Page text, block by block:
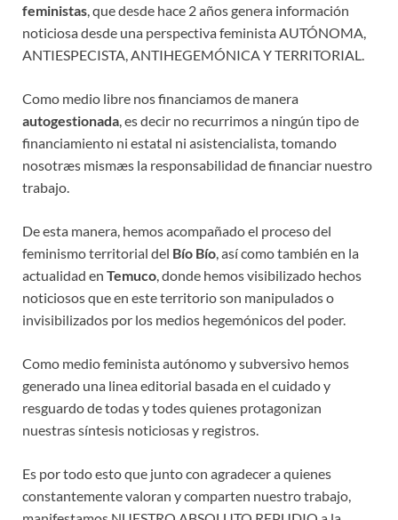
feministas, que desde hace 2 años genera información
noticiosa desde una perspectiva feminista AUTÓNOMA,
ANTIESPECISTA, ANTIHEGEMÓNICA Y TERRITORIAL.
Como medio libre nos financiamos de manera
autogestionada, es decir no recurrimos a ningún tipo de
financiamiento ni estatal ni asistencialista, tomando
nosotræs mismæs la responsabilidad de financiar nuestro
trabajo.
De esta manera, hemos acompañado el proceso del
feminismo territorial del Bío Bío, así como también en la
actualidad en Temuco, donde hemos visibilizado hechos
noticiosos que en este territorio son manipulados o
invisibilizados por los medios hegemónicos del poder.
Como medio feminista autónomo y subversivo hemos
generado una linea editorial basada en el cuidado y
resguardo de todas y todes quienes protagonizan
nuestras síntesis noticiosas y registros.
Es por todo esto que junto con agradecer a quienes
constantemente valoran y comparten nuestro trabajo,